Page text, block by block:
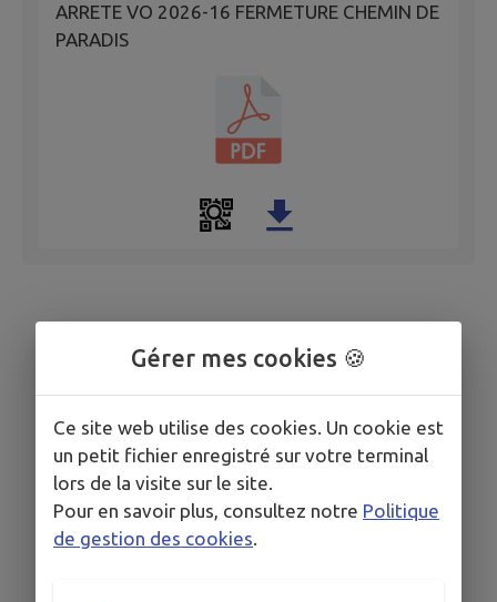
ARRETE VO 2026-16 FERMETURE CHEMIN DE
PARADIS
Gérer mes cookies 🍪
Ce site web utilise des cookies. Un cookie est
un petit fichier enregistré sur votre terminal
lors de la visite sur le site.
Pour en savoir plus, consultez notre Politique
de gestion des cookies.